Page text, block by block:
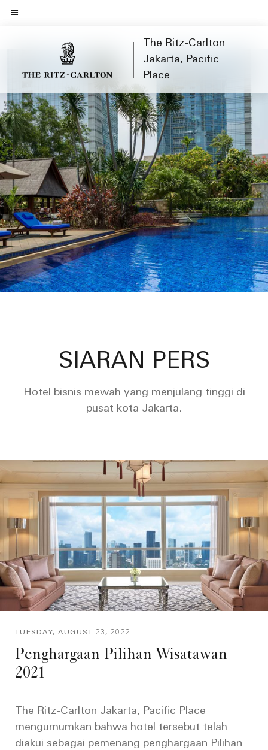
Skip
The Ritz-Carlton
Jakarta, Pacific
Place
SIARAN PERS
Hotel bisnis mewah yang menjulang tinggi di
pusat kota Jakarta.
TUESDAY, AUGUST 23, 2022
Penghargaan Pilihan Wisatawan
2021
The Ritz-Carlton Jakarta, Pacific Place
mengumumkan bahwa hotel tersebut telah
diakui sebagai pemenang penghargaan Pilihan